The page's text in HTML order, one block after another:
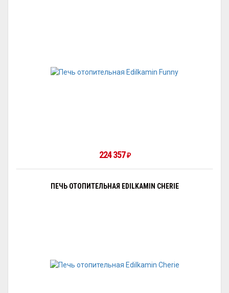
224 357 ₽
ПЕЧЬ ОТОПИТЕЛЬНАЯ EDILKAMIN CHERIE